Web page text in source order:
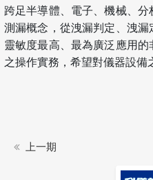
跨足半導體、電子、機械、
測漏概念，從洩漏判定、洩
靈敏度最高、最為廣泛應用
之操作實務，希望對儀器設備
上一期